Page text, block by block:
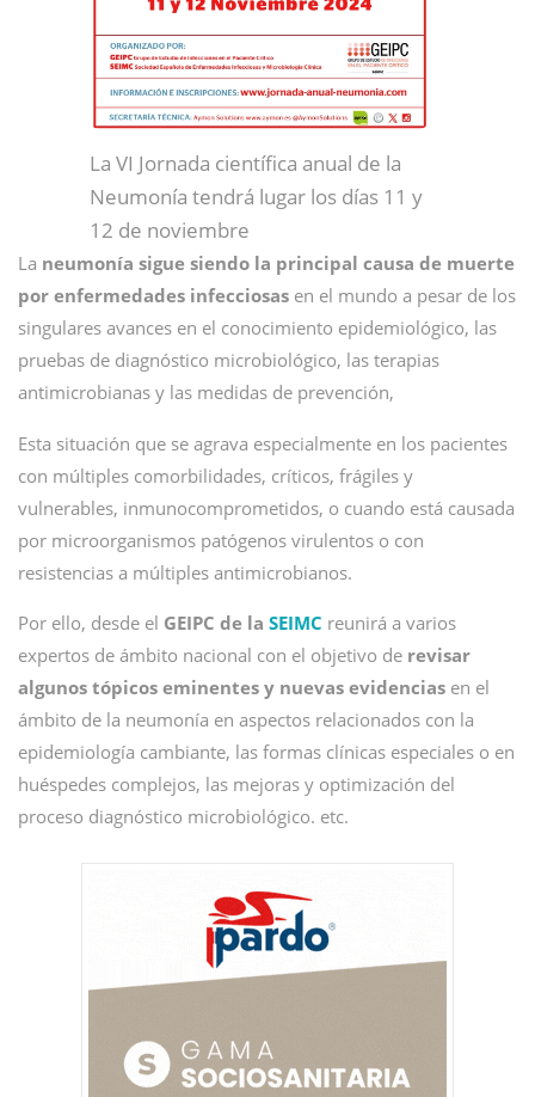
La VI Jornada científica anual de la
Neumonía tendrá lugar los días 11 y
12 de noviembre
La neumonía sigue siendo la principal causa de muerte
por enfermedades infecciosas en el mundo a pesar de los
singulares avances en el conocimiento epidemiológico, las
pruebas de diagnóstico microbiológico, las terapias
antimicrobianas y las medidas de prevención,
Esta situación que se agrava especialmente en los pacientes
con múltiples comorbilidades, críticos, frágiles y
vulnerables, inmunocomprometidos, o cuando está causada
por microorganismos patógenos virulentos o con
resistencias a múltiples antimicrobianos.
Por ello, desde el GEIPC de la SEIMC reunirá a varios
expertos de ámbito nacional con el objetivo de revisar
algunos tópicos eminentes y nuevas evidencias en el
ámbito de la neumonía en aspectos relacionados con la
epidemiología cambiante, las formas clínicas especiales o en
huéspedes complejos, las mejoras y optimización del
proceso diagnóstico microbiológico. etc.